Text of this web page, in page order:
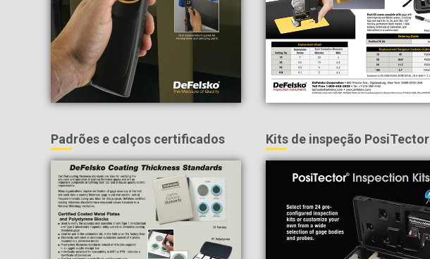
Padrões e calços certificados Kits de inspeção PosiTector